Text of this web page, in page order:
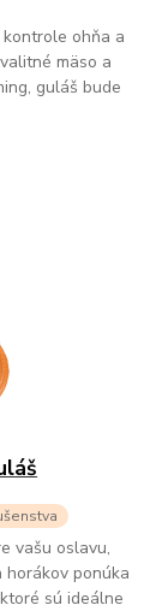
ohňa a
mäso a
guláš bude
vašu oslavu,
horákov ponúka
sú ideálne